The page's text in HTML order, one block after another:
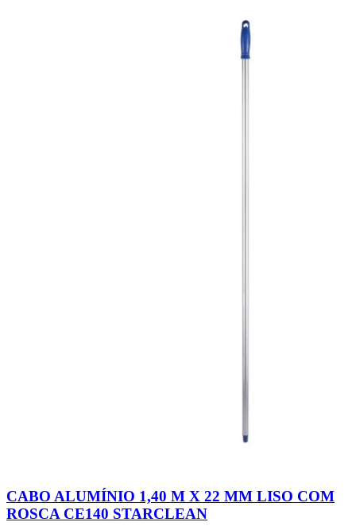
CABO ALUMÍNIO 1,40 M X 22 MM LISO COM
ROSCA CE140 STARCLEAN